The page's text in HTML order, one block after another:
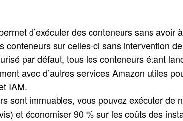
d’exécuter des conteneurs sans
sur celles-ci sans intervention de
par défaut, tous les conteneurs étant
avec d’autres services Amazon utiles
IAM.
sont immuables, vous pouvez exécuter de
et économiser 90 % sur les coûts des